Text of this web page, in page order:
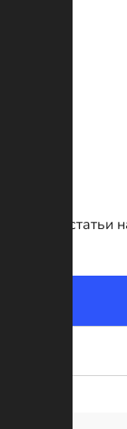
Книги и статьи